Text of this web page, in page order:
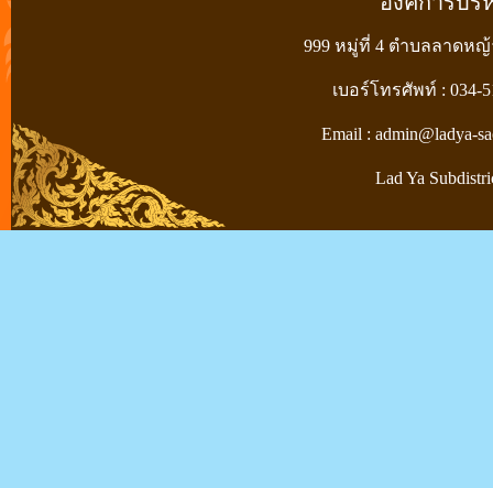
999 หมู่ที่ 4 ตำบลลาดหญ้
เบอร์โทรศัพท์ : 034-
Email : admin@ladya-
Lad Ya